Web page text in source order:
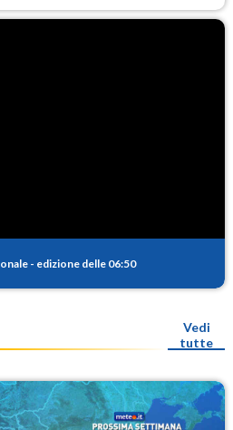
- edizione delle 06:50
Vedi
tutte